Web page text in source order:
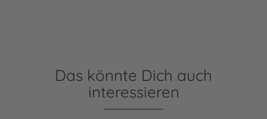
Das könnte Dich auch
interessieren